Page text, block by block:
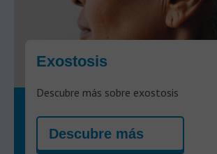
Exostosis
Descubre más sobre exostosis
Descubre más